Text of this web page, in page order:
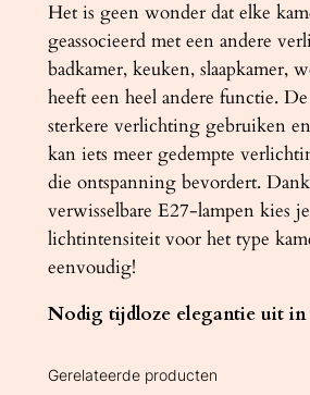
Het is geen wonder dat elke
geassocieerd met een andere
badkamer, keuken, slaapkamer,
heeft een heel andere functie.
sterkere verlichting gebruiken
kan iets meer gedempte
die ontspanning bevordert.
verwisselbare E27-lampen kies
lichtintensiteit voor het type
eenvoudig!
Nodig tijdloze elegantie uit
Gerelateerde producten